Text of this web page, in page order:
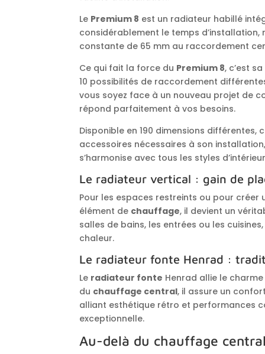
Le Premium 8 est un radiateur habillé
considérablement le temps
constante de 65 mm au raccordement
Ce qui fait la force du Premium 8, c’est
10 possibilités de raccordement
vous soyez face à un nouveau projet de
répond parfaitement à vos besoins.
Disponible en 190 dimensions
accessoires nécessaires à son
s’harmonise avec tous les styles
Le radiateur vertical : gain de
Pour les espaces restreints ou pour
élément de chauffage, il devient un
salles de bains, les entrées ou les
chaleur.
Le radiateur fonte Henrad :
Le radiateur fonte Henrad allie le
du chauffage central, il assure un
alliant esthétique rétro et performances
exceptionnelle.
Au-delà du chauffage